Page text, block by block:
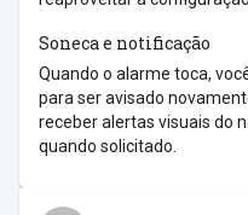
Soneca e notificação
Quando o alarme toca,
para ser avisado
receber alertas visuais do
quando solicitado.